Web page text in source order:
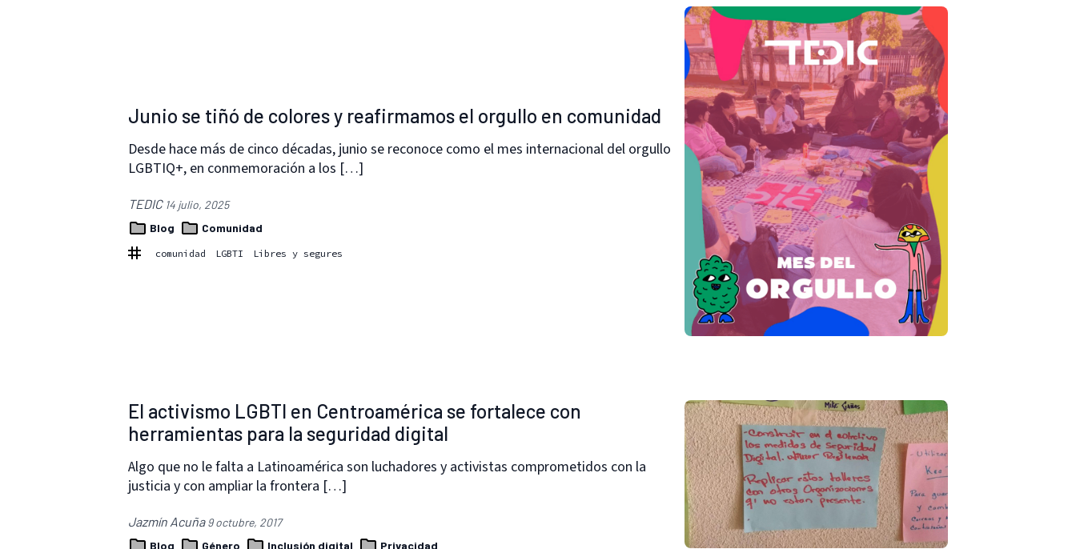
Junio se tiñó de colores y reafirmamos el orgullo en comunidad
Desde hace más de cinco décadas, junio se reconoce como el mes internacional del orgullo
LGBTIQ+, en conmemoración a los […]
TEDIC 14 julio, 2025
Blog
Comunidad
comunidad LGBTI Libres y segures
El activismo LGBTI en Centroamérica se fortalece con
herramientas para la seguridad digital
Algo que no le falta a Latinoamérica son luchadores y activistas comprometidos con la
justicia y con ampliar la frontera […]
Jazmín Acuña9 octubre, 2017
Blog
Género Inclusión digital Privacidad